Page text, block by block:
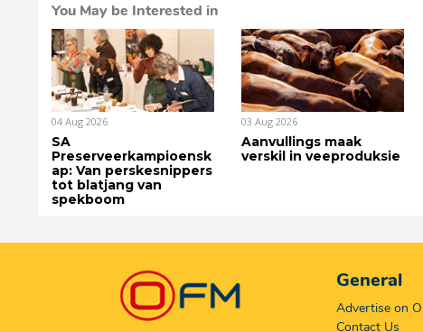
You May be Interested in
04 Aug 2026
SA
Preserveerkampioensk
ap: Van perskesnippers
tot blatjang van
spekboom
03 Aug 2026
Aanvullings maak
verskil in veeproduksie
General
Advertise on
Contact Us